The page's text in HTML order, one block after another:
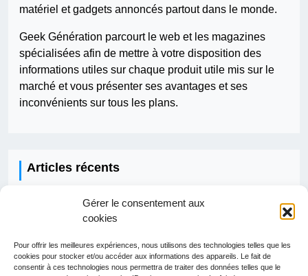
Gérer le consentement aux
cookies
Pour offrir les meilleures expériences, nous utilisons des technologies telles que les
cookies pour stocker et/ou accéder aux informations des appareils. Le fait de
consentir à ces technologies nous permettra de traiter des données telles que le
matériel et gadgets annoncés partout dans le monde.
Geek Génération parcourt le web et les magazines
spécialisées afin de mettre à votre disposition des
informations utiles sur chaque produit utile mis sur le
marché et vous présenter ses avantages et ses
inconvénients sur tous les plans.
Articles récents
Comment fonctionne une IA ?
Comment développer une application ?